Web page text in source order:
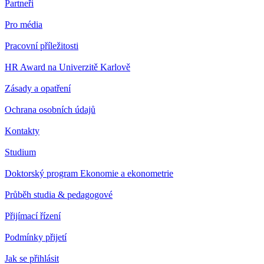
Partneři
Pro média
Pracovní příležitosti
HR Award na Univerzitě Karlově
Zásady a opatření
Ochrana osobních údajů
Kontakty
Studium
Doktorský program Ekonomie a ekonometrie
Průběh studia & pedagogové
Přijímací řízení
Podmínky přijetí
Jak se přihlásit